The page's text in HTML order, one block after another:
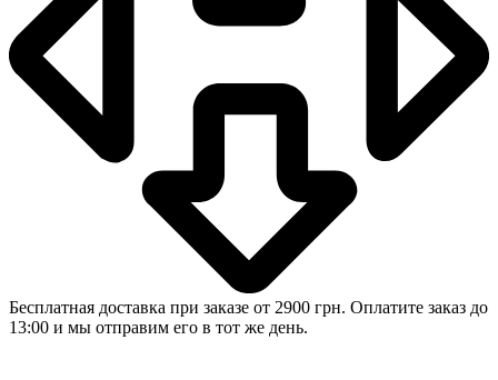
Бесплатная доставка при заказе от 2900 грн. Оплатите заказ до
13:00 и мы отправим его в тот же день.